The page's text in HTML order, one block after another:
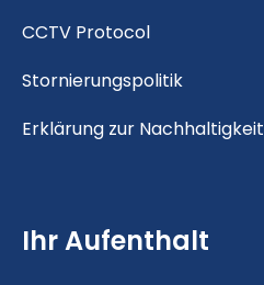
CCTV Protocol
Stornierungspolitik
Erklärung zur Nachhaltigkeit
Ihr Aufenthalt